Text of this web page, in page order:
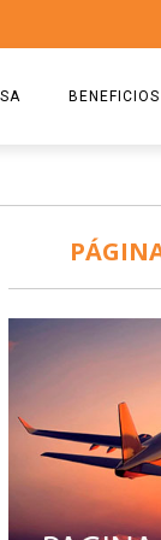
BENEFICIOS
COMISIÓN